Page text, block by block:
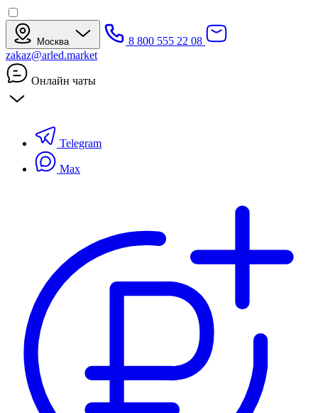
Москва
8 800 555 22 08
zakaz@arled.market
Онлайн чаты
Telegram
Max